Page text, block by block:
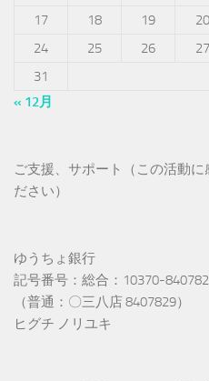
17
18 19 20
24
25 26 27
31
« 12月
ご支援、サポート（この活動
ださい）
ゆうちょ銀行
記号番号：総合：10370-
（普通：〇三八店 8407829）
ヒグチ ノリユキ